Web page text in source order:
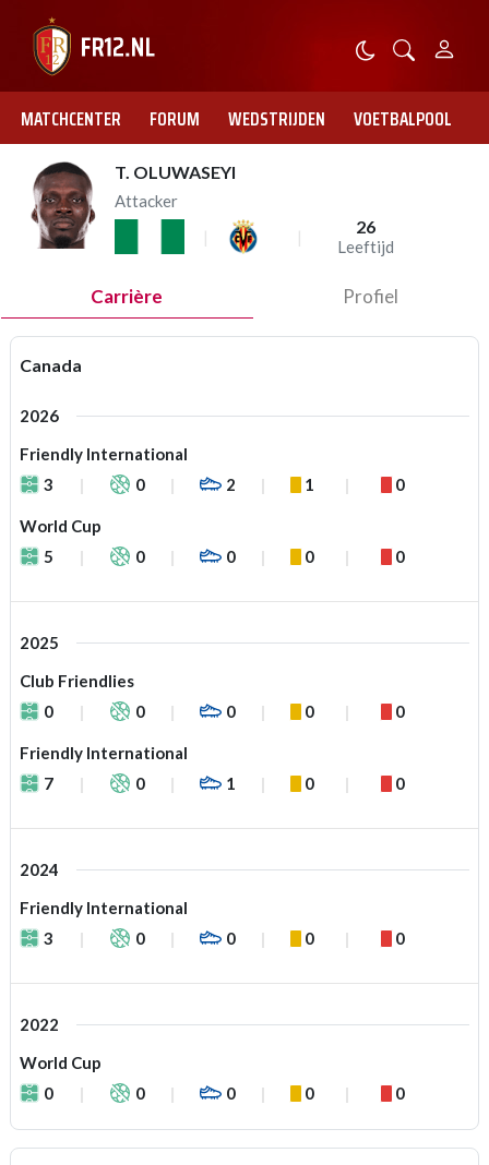
MATCHCENTER FORUM WEDSTRIJDEN VOETBALPOOL
T. OLUWASEYI
Attacker
26
Leeftijd
Carrière Profiel
Canada
2026
Friendly International
3
0 2 1 0
World Cup
5
0 0 0 0
2025
Club Friendlies
0
0 0 0 0
Friendly International
7
0 1 0 0
2024
Friendly International
3
0 0 0 0
2022
World Cup
0
0 0 0 0